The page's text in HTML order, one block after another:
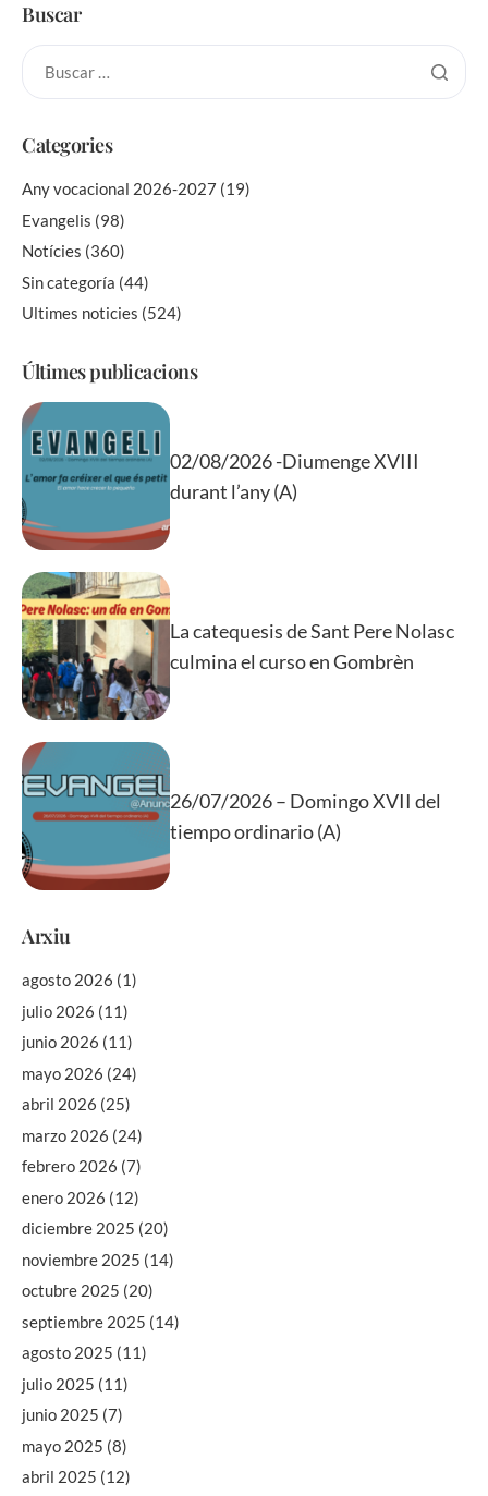
Buscar
Categories
Any vocacional 2026-2027 (19)
Evangelis (98)
Notícies (360)
Sin categoría (44)
Ultimes noticies (524)
Últimes publicacions
02/08/2026 -Diumenge XVIII
durant l’any (A)
La catequesis de Sant Pere Nolasc
culmina el curso en Gombrèn
26/07/2026 – Domingo XVII del
tiempo ordinario (A)
Arxiu
agosto 2026 (1)
julio 2026 (11)
junio 2026 (11)
mayo 2026 (24)
abril 2026 (25)
marzo 2026 (24)
febrero 2026 (7)
enero 2026 (12)
diciembre 2025 (20)
noviembre 2025 (14)
octubre 2025 (20)
septiembre 2025 (14)
agosto 2025 (11)
julio 2025 (11)
junio 2025 (7)
mayo 2025 (8)
abril 2025 (12)